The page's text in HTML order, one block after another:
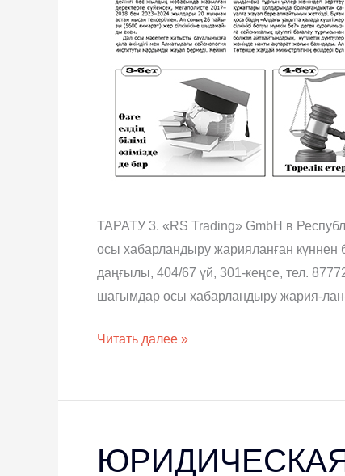
ТАРАТУ 3. «RS Trading» GmbH в
осы хабарландыру жарияланған
даңғылы, 404/67 үй, 301-кеңсе, тел.
шағымдар осы хабарландыру жария-
Читать далее »
ЮРИДИЧЕСКАЯ
ЮРИДИЧЕСКАЯ